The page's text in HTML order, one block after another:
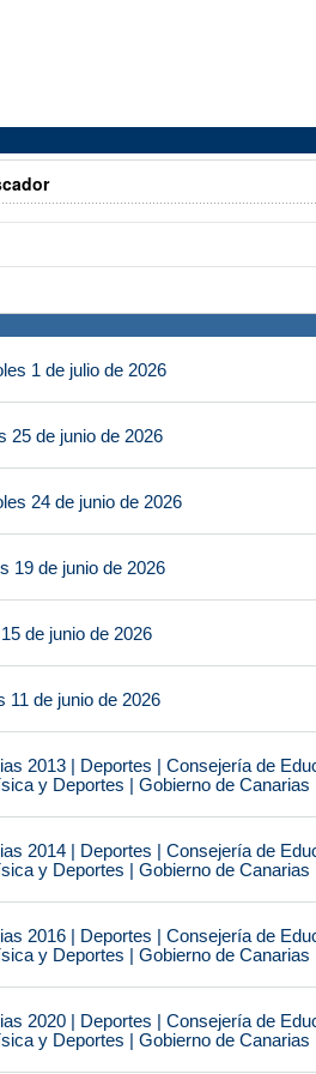
1 de julio de 2026
25 de junio de 2026
24 de junio de 2026
19 de junio de 2026
de junio de 2026
11 de junio de 2026
2013 | Deportes | Consejería de
y Deportes | Gobierno de Canarias
2014 | Deportes | Consejería de
y Deportes | Gobierno de Canarias
2016 | Deportes | Consejería de
y Deportes | Gobierno de Canarias
2020 | Deportes | Consejería de
y Deportes | Gobierno de Canarias